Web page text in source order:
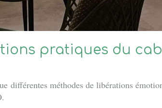
pratiques du
méthodes de libérations